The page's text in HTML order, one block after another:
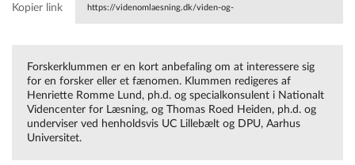
Kopier link https://videnomlaesning.dk/viden-og-
multikulturel-litteratur-i-danskfaget/
Forskerklummen er en kort anbefaling om at interessere sig
for en forsker eller et fænomen. Klummen redigeres af
Henriette Romme Lund, ph.d. og specialkonsulent i Nationalt
Videncenter for Læsning, og Thomas Roed Heiden, ph.d. og
underviser ved henholdsvis UC Lillebælt og DPU, Aarhus
Universitet.